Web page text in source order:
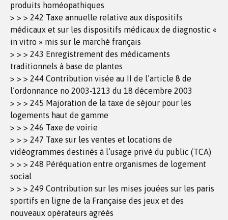
produits homéopathiques
> > > 242 Taxe annuelle relative aux dispositifs
médicaux et sur les dispositifs médicaux de diagnostic «
in vitro » mis sur le marché français
> > > 243 Enregistrement des médicaments
traditionnels à base de plantes
> > > 244 Contribution visée au II de l’article 8 de
l’ordonnance no 2003-1213 du 18 décembre 2003
> > > 245 Majoration de la taxe de séjour pour les
logements haut de gamme
> > > 246 Taxe de voirie
> > > 247 Taxe sur les ventes et locations de
vidéogrammes destinés à l’usage privé du public (TCA)
> > > 248 Péréquation entre organismes de logement
social
> > > 249 Contribution sur les mises jouées sur les paris
sportifs en ligne de la Française des jeux et des
nouveaux opérateurs agréés